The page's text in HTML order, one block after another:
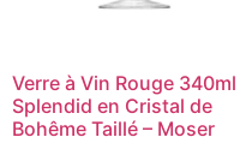
Verre à Vin Rouge 340ml
Splendid en Cristal de
Bohême Taillé – Moser